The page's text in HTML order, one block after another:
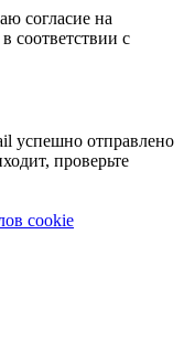
согласие на
соответствии с
успешно отправлено
проверьте
cookie